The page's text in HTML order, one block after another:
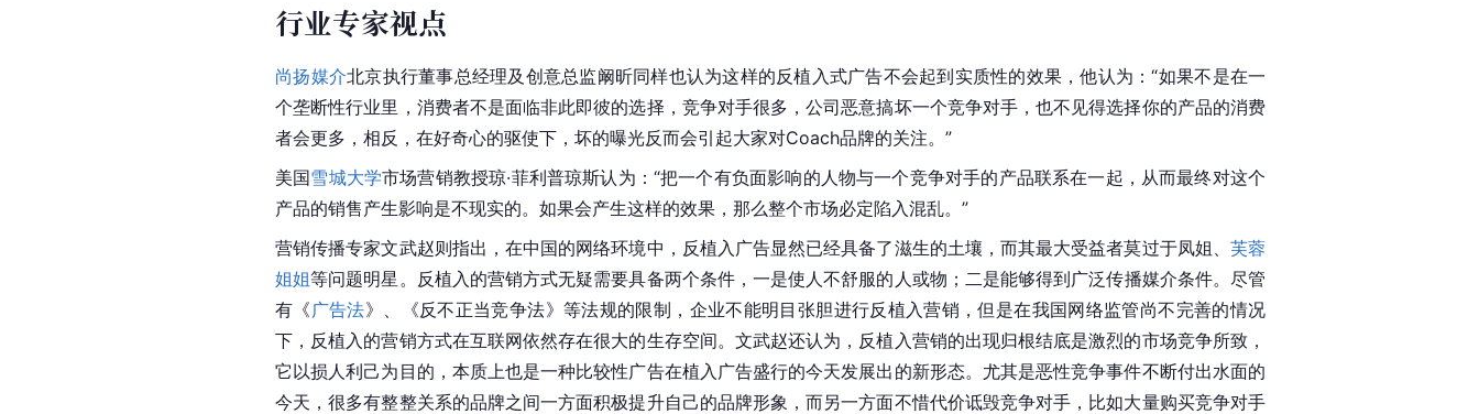
行业专家视点
尚扬媒介北京执行董事总经理及创意总监阚昕同样也认为这样的反植入式广告不会起到实质性的效果，他认为：“如果不是在一
个垄断性行业里，消费者不是面临非此即彼的选择，竞争对手很多，公司恶意搞坏一个竞争对手，也不见得选择你的产品的消费
者会更多，相反，在好奇心的驱使下，坏的曝光反而会引起大家对Coach品牌的关注。”
美国雪城大学市场营销教授琼·菲利普琼斯认为：“把一个有负面影响的人物与一个竞争对手的产品联系在一起，从而最终对这个
产品的销售产生影响是不现实的。如果会产生这样的效果，那么整个市场必定陷入混乱。”
营销传播专家文武赵则指出，在中国的网络环境中，反植入广告显然已经具备了滋生的土壤，而其最大受益者莫过于凤姐、 芙蓉
姐姐等问题明星。反植入的营销方式无疑需要具备两个条件，一是使人不舒服的人或物；二是能够得到广泛传播媒介条件。尽管
有《 广告法》、《反不正当竞争法》等法规的限制，企业不能明目张胆进行反植入营销，但是在我国网络监管尚不完善的情况
下，反植入的营销方式在互联网依然存在很大的生存空间。文武赵还认为，反植入营销的出现归根结底是激烈的市场竞争所致，
它以损人利己为目的，本质上也是一种比较性广告在植入广告盛行的今天发展出的新形态。尤其是恶性竞争事件不断付出水面的
今天，很多有整整关系的品牌之间一方面积极提升自己的品牌形象，而另一方面不惜代价诋毁竞争对手，比如大量购买竞争对手